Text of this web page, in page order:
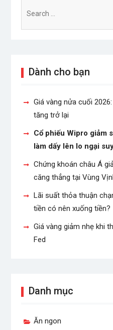
for:
Dành cho bạn
Giá vàng nửa cuối
tăng trở lại
Cổ phiếu Wipro giảm
làm dấy lên lo ngại
Chứng khoán châu Á
căng thẳng tại Vùng
Lãi suất thỏa thuận
tiền có nên xuống tiền?
Giá vàng giảm nhẹ khi
Fed
Danh mục
Ăn ngon